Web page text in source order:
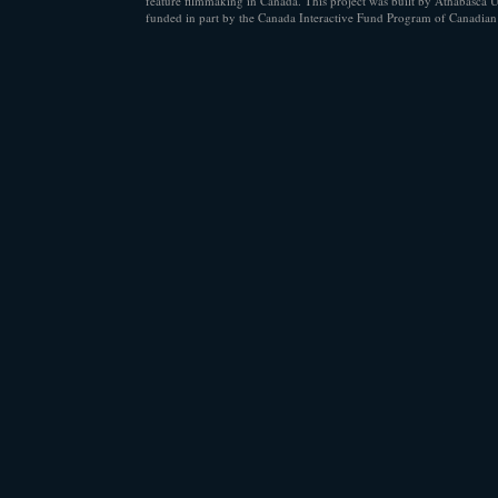
funded in part by the Canada Interactive Fund Program of